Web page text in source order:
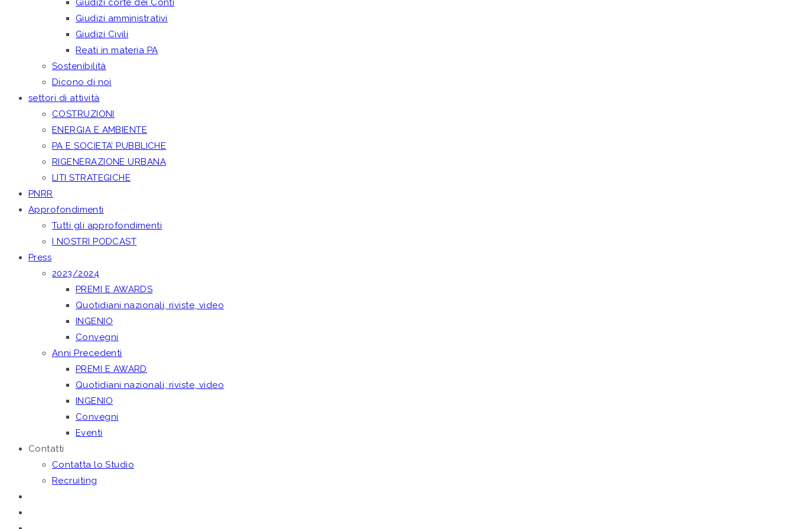
Giudizi corte dei Conti
Giudizi amministrativi
Giudizi Civili
Reati in materia PA
Sostenibilità
Dicono di noi
settori di attività
COSTRUZIONI
ENERGIA E AMBIENTE
PA E SOCIETA’ PUBBLICHE
RIGENERAZIONE URBANA
LITI STRATEGICHE
PNRR
Approfondimenti
Tutti gli approfondimenti
I NOSTRI PODCAST
Press
2023/2024
PREMI E AWARDS
Quotidiani nazionali, riviste, video
INGENIO
Convegni
Anni Precedenti
PREMI E AWARD
Quotidiani nazionali, riviste, video
INGENIO
Convegni
Eventi
Contatti
Contatta lo Studio
Recruiting